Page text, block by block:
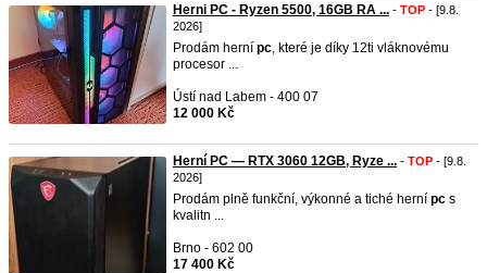
Herni PC - Ryzen 5500, 16GB RA ... - TOP - [9.8.
2026]
Prodám herní pc, které je díky 12ti vláknovému
procesor ...
Ústí nad Labem - 400 07
12 000 Kč
Herní PC — RTX 3060 12GB, Ryze ... - TOP - [9.8.
2026]
Prodám plně funkční, výkonné a tiché herní pc s
kvalitn ...
Brno - 602 00
17 400 Kč